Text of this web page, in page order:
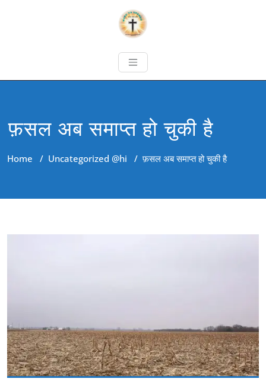
फ़सल अब समाप्त हो चुकी है
Home / Uncategorized @hi /फ़सल अब समाप्त हो चुकी है